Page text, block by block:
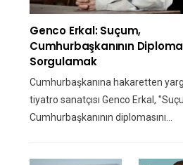
Genco Erkal: Suçum,
Cumhurbaşkanının
Sorgulamak
Cumhurbaşkanına hakaretten
tiyatro sanatçısı Genco Erkal,
Cumhurbaşkanının diplomasını…